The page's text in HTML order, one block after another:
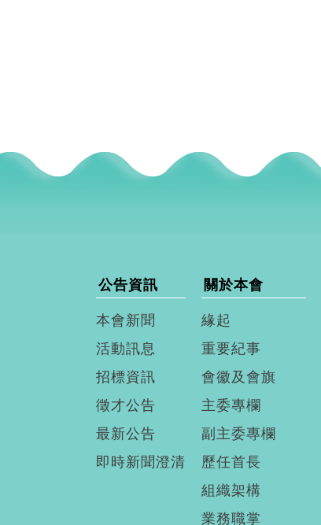
公告資訊
本會新聞
活動訊息
招標資訊
徵才公告
最新公告
即時新聞澄清
關於本會
緣起
重要紀事
會徽及會旗
主委專欄
副主委專欄
歷任首長
組織架構
業務職掌